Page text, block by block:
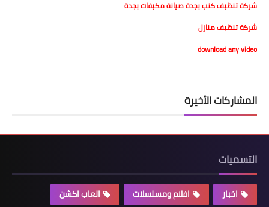
شركة تنظيف كنب بجدةصيانة مكيفات بجدة
شركة تنظيف منازل
download any video
المشاركات الأخيرة
التسميات
اخبار افلام ومسلسلات
العاب اكشن